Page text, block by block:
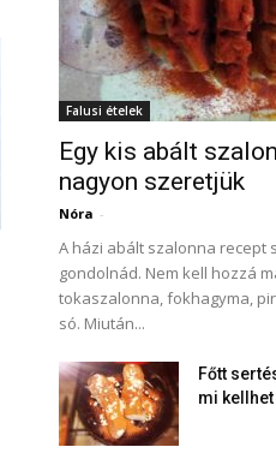
Falusi ételek
Egy kis abált
nagyon szeretjük
Nóra -
A házi abált szalonna recept
gondolnád. Nem kell hozzá
tokaszalonna, fokhagyma,
só. Miután...
Főtt
mi